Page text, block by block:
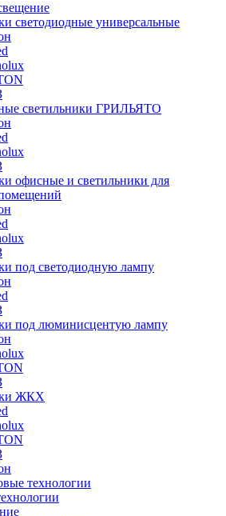
светодиодные универсальные
светильники ГРИЛЬЯТО
офисные и светильники для
под светодиодную лампу
под люминисцентую лампу
ЖКХ
технологии